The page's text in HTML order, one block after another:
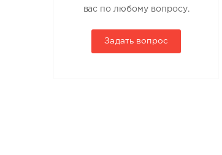
вас по любому вопросу.
Задать вопрос